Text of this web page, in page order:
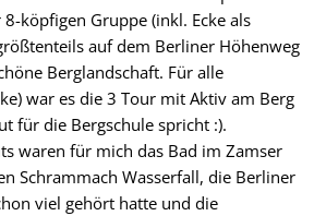
köpfigen Gruppe (inkl. Ecke als
auf dem Berliner Höhenweg
Berglandschaft. Für alle
war es die 3 Tour mit Aktiv am Berg
für die Bergschule spricht :).
waren für mich das Bad im Zamser
Schrammach Wasserfall, die Berliner
viel gehört hatte und die